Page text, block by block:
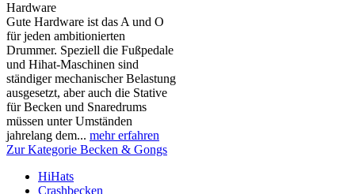
Hardware
Gute Hardware ist das A und O
für jeden ambitionierten
Drummer. Speziell die Fußpedale
und Hihat-Maschinen sind
ständiger mechanischer Belastung
ausgesetzt, aber auch die Stative
für Becken und Snaredrums
müssen unter Umständen
jahrelang dem... mehr erfahren
Zur Kategorie Becken & Gongs
HiHats
Crashbecken